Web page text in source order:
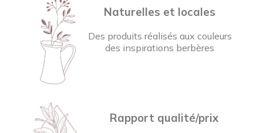
Naturelles et locales
Des produits réalisés aux couleurs
des inspirations berbères
Rapport qualité/prix